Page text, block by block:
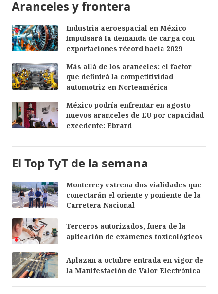
Aranceles y frontera
Industria aeroespacial en México
impulsará la demanda de carga con
exportaciones récord hacia 2029
Más allá de los aranceles: el factor
que definirá la competitividad
automotriz en Norteamérica
México podría enfrentar en agosto
nuevos aranceles de EU por capacidad
excedente: Ebrard
El Top TyT de la semana
Monterrey estrena dos vialidades que
conectarán el oriente y poniente de la
Carretera Nacional
Terceros autorizados, fuera de la
aplicación de exámenes toxicológicos
Aplazan a octubre entrada en vigor de
la Manifestación de Valor Electrónica